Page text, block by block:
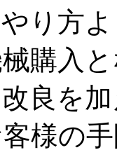
り方
購入
良を
様の